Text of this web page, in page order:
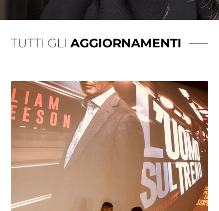
TUTTI GLIAGGIORNAMENTI
P
A
G
I
P
A
G
N
P
A
G
I
P
A
G
I
P
G
I